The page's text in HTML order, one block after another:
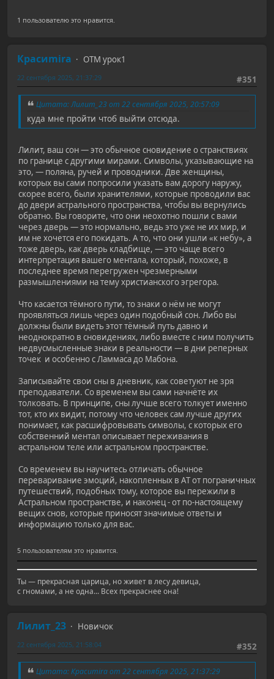
1 пользователю это нравится.
Красиmira
ОТМ урок1
#351
22 сентября 2025, 21:37:29
Цитата: Лилит_23 от 22 сентября 2025, 20:57:09
куда мне пройти чтоб выйти отсюда.
Лилит, ваш сон — это обычное сновидение о странствиях
по границе с другими мирами. Символы, указывающие на
это, — поляна, ручей и проводники. Две женщины,
которых вы сами попросили указать вам дорогу наружу,
скорее всего, были хранителями, которые проводили вас
до двери астрального пространства, чтобы вы вернулись
обратно. Вы говорите, что они неохотно пошли с вами
через дверь — это нормально, ведь это уже не их мир, и
им не хочется его покидать. А то, что они ушли «к небу», а
тоже дверь, как дверь кладбище, — это чаще всего
интерпретация вашего ментала, который, похоже, в
последнее время перегружен чрезмерными
размышлениями на тему христианского эгрегора.
Что касается тёмного пути, то знаки о нём не могут
проявляться лишь через один подобный сон. Либо вы
должны были видеть этот тёмный путь давно и
неоднократно в сновидениях, либо вместе с ним получить
недвусмысленные знаки в реальности — в дни реперных
точек и особенно с Ламмаса до Мабона.
Записывайте свои сны в дневник, как советуют не зря
преподаватели. Со временем вы сами начнёте их
толковать. В принципе, сны лучше всего толкует именно
тот, кто их видит, потому что человек сам лучше других
понимает, как расшифровывать символы, с которых его
собственний ментал описывает переживания в
астральном теле или астральном пространстве.
Со временем вы научитесь отличать обычное
переваривание эмоций, накопленных в АТ от пограничных
путешествий, подобных тому, которое вы пережили в
Астральном пространстве, и наконец - от по-настоящему
вещих снов, которые приносят значимые ответы и
информацию только для вас.
5 пользователям это нравится.
Ты — прекрасная царица, но живет в лесу девица,
с гномами, а не одна... Всех прекраснее она!
Лилит_23
Новичок
#352
22 сентября 2025, 21:58:04
Цитата: Красиmira от 22 сентября 2025, 21:37:29